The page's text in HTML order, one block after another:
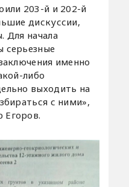
203-й и 202-й
дискуссии,
Для начала
серьезные
именно
либо
выходить на
с ними»,